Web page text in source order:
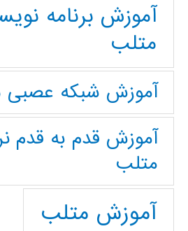
آموزش برنامه
متلب
آموزش شبکه عصبی
آموزش قدم به قدم
متلب
آموزش متلب